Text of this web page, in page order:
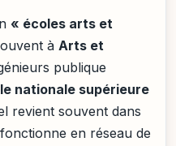
« écoles arts et
à Arts et
publique
nationale supérieure
revient souvent dans
en réseau de